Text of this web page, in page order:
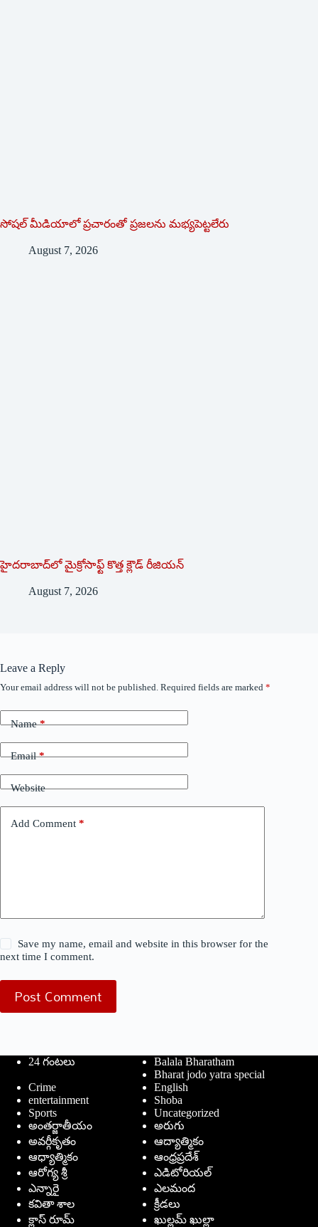
సోషల్‌ ‌మీడియాలో ప్రచారంతో ప్రజలను మభ్యపెట్టలేరు
August 7, 2026
హైదరాబాద్‌లో మైక్రోసాఫ్ట్ ‌కొత్త క్లౌడ్‌ ‌రీజియన్‌
August 7, 2026
Leave a Reply
Your email address will not be published. Required fields are marked *
Name*
Email*
Website
Add Comment *
Save my name, email and website in this browser for the
next time I comment.
Post Comment
24 గంటలు
Balala Bharatham
Bharat jodo yatra special
Crime
English
entertainment
Shoba
Sports
Uncategorized
అంతర్జాతీయం
అరుగు
అవర్గీకృతం
ఆద్యాత్మికం
ఆధ్యాత్మికం
ఆంధ్రప్రదేశ్
ఆరోగ్య శ్రీ
ఎడిటోరియల్
ఎన్నారై
ఎలమంద
కవితా శాల
క్రీడలు
క్లాస్ రూమ్
ఖుల్లమ్ ఖుల్లా